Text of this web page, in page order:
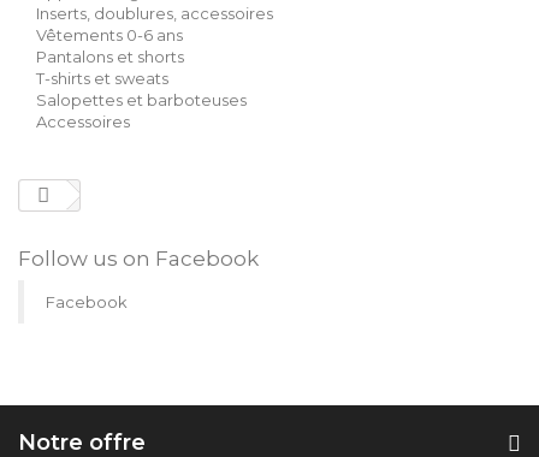
Inserts, doublures, accessoires
Vêtements 0-6 ans
Pantalons et shorts
T-shirts et sweats
Salopettes et barboteuses
Accessoires
Follow us on Facebook
Facebook
Notre offre